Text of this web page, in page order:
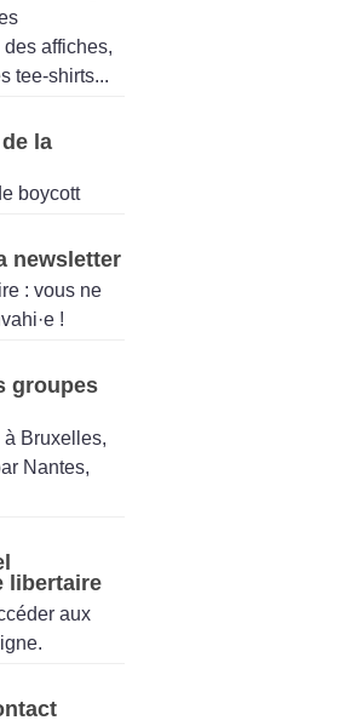
affiches,
tee-shirts...
la
boycott
newsletter
: vous ne
!
groupes
Bruxelles,
Nantes,
libertaire
aux